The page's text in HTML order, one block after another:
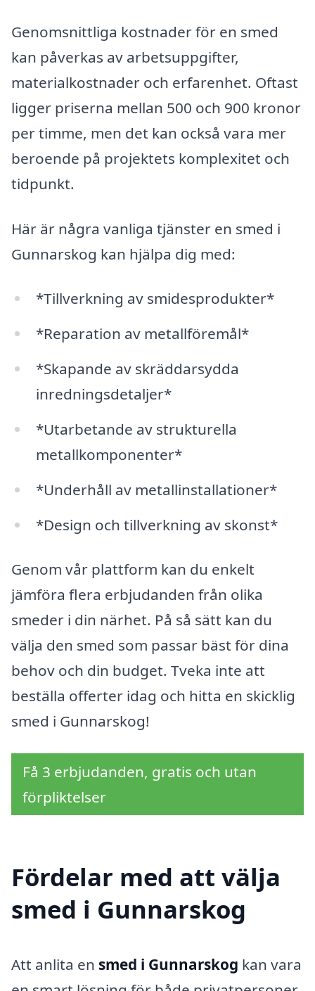
Genomsnittliga kostnader för en smed
kan påverkas av arbetsuppgifter,
materialkostnader och erfarenhet. Oftast
ligger priserna mellan 500 och 900 kronor
per timme, men det kan också vara mer
beroende på projektets komplexitet och
tidpunkt.
Här är några vanliga tjänster en smed i
Gunnarskog kan hjälpa dig med:
*Tillverkning av smidesprodukter*
*Reparation av metallföremål*
*Skapande av skräddarsydda
inredningsdetaljer*
*Utarbetande av strukturella
metallkomponenter*
*Underhåll av metallinstallationer*
*Design och tillverkning av skonst*
Genom vår plattform kan du enkelt
jämföra flera erbjudanden från olika
smeder i din närhet. På så sätt kan du
välja den smed som passar bäst för dina
behov och din budget. Tveka inte att
beställa offerter idag och hitta en skicklig
smed i Gunnarskog!
Få 3 erbjudanden, gratis och utan
förpliktelser
Fördelar med att välja
smed i Gunnarskog
Att anlita en smed i Gunnarskog kan vara